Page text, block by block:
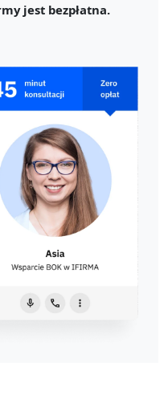
jest bezpłatna.